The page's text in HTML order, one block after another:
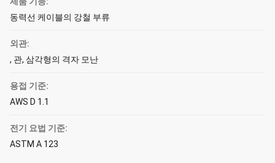
동력선 케이블의 강철 부류
외관:
, 관, 삼각형의 격자 모난
용접 기준:
AWS D 1.1
전기 요법 기준:
ASTM A 123